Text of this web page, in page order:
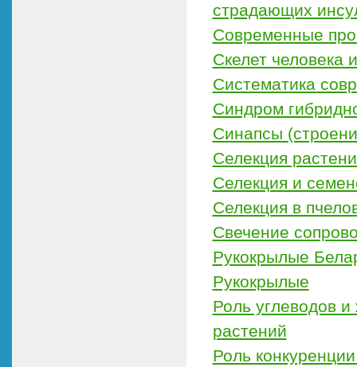
страдающих
Современные
Скелет человека
Систематика
Синдром
Синапсы
Селекция
Селекция и
Селекция в
Свечение
Рукокрылые
Рукокрылые
Роль углеводов
растений
Роль